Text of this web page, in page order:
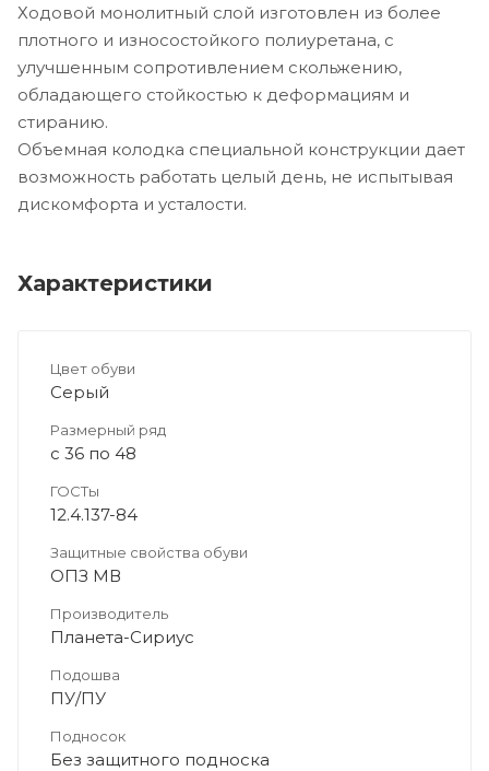
Ходовой монолитный слой изготовлен из более
плотного и износостойкого полиуретана, с
улучшенным сопротивлением скольжению,
обладающего стойкостью к деформациям и
стиранию.
Объемная колодка специальной конструкции дает
возможность работать целый день, не испытывая
дискомфорта и усталости.
Характеристики
Цвет обуви
Серый
Размерный ряд
с 36 по 48
ГОСТы
12.4.137-84
Защитные свойства обуви
ОПЗ МВ
Производитель
Планета-Сириус
Подошва
ПУ/ПУ
Подносок
Без защитного подноска